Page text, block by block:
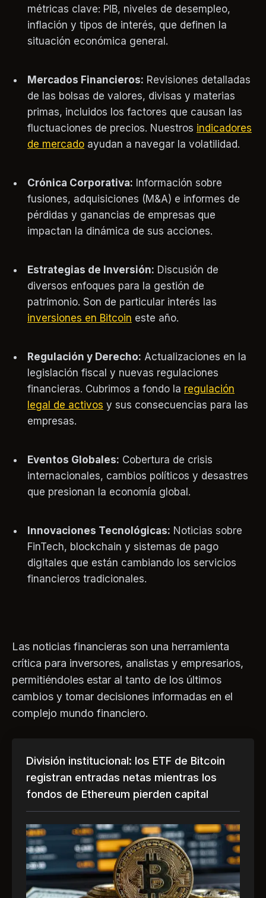
métricas clave: PIB, niveles de desempleo,
inflación y tipos de interés, que definen la
situación económica general.
Mercados Financieros: Revisiones detalladas
de las bolsas de valores, divisas y materias
primas, incluidos los factores que causan las
fluctuaciones de precios. Nuestros indicadores
de mercado ayudan a navegar la volatilidad.
Crónica Corporativa: Información sobre
fusiones, adquisiciones (M&A) e informes de
pérdidas y ganancias de empresas que
impactan la dinámica de sus acciones.
Estrategias de Inversión: Discusión de
diversos enfoques para la gestión de
patrimonio. Son de particular interés las
inversiones en Bitcoin este año.
Regulación y Derecho: Actualizaciones en la
legislación fiscal y nuevas regulaciones
financieras. Cubrimos a fondo la regulación
legal de activos y sus consecuencias para las
empresas.
Eventos Globales: Cobertura de crisis
internacionales, cambios políticos y desastres
que presionan la economía global.
Innovaciones Tecnológicas: Noticias sobre
FinTech, blockchain y sistemas de pago
digitales que están cambiando los servicios
financieros tradicionales.
Las noticias financieras son una herramienta
crítica para inversores, analistas y empresarios,
permitiéndoles estar al tanto de los últimos
cambios y tomar decisiones informadas en el
complejo mundo financiero.
División institucional: los ETF de Bitcoin
registran entradas netas mientras los
fondos de Ethereum pierden capital